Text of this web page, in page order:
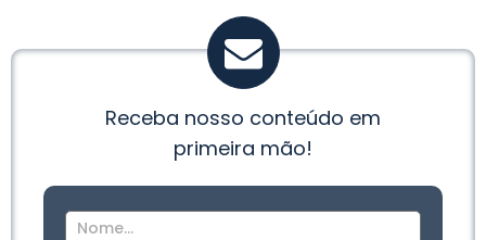
Receba nosso conteúdo em
primeira mão!